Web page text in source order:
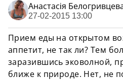
Анастасiя
27-02-2015 13:00
Прием еды на открытом
аппетит, не так ли? Тем
заразившись эковолной,
ближе к природе. Нет, не